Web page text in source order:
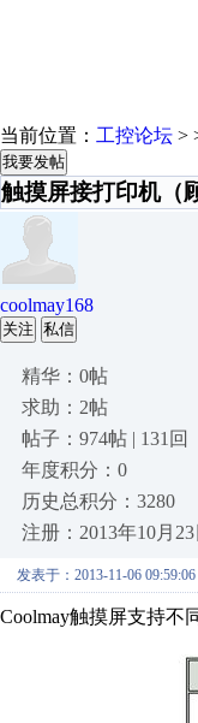
当前位置： 工控论坛 >
我要发帖
触摸屏接打印机（
coolmay168
关注 私信
精华：0帖
求助：2帖
帖子：974帖 | 131回
年度积分：0
历史总积分：3280
注册：2013年10月23
发表于：2013-11-06 09:59:06
Coolmay触摸屏支持不